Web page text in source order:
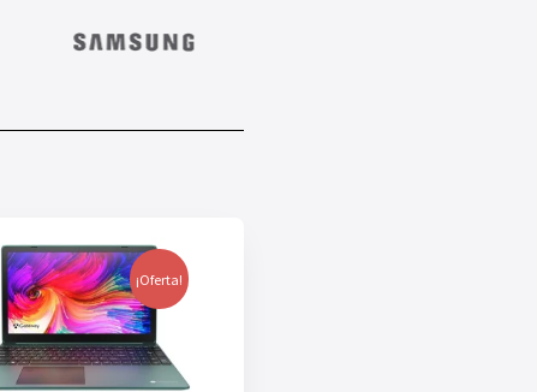
¡Oferta!